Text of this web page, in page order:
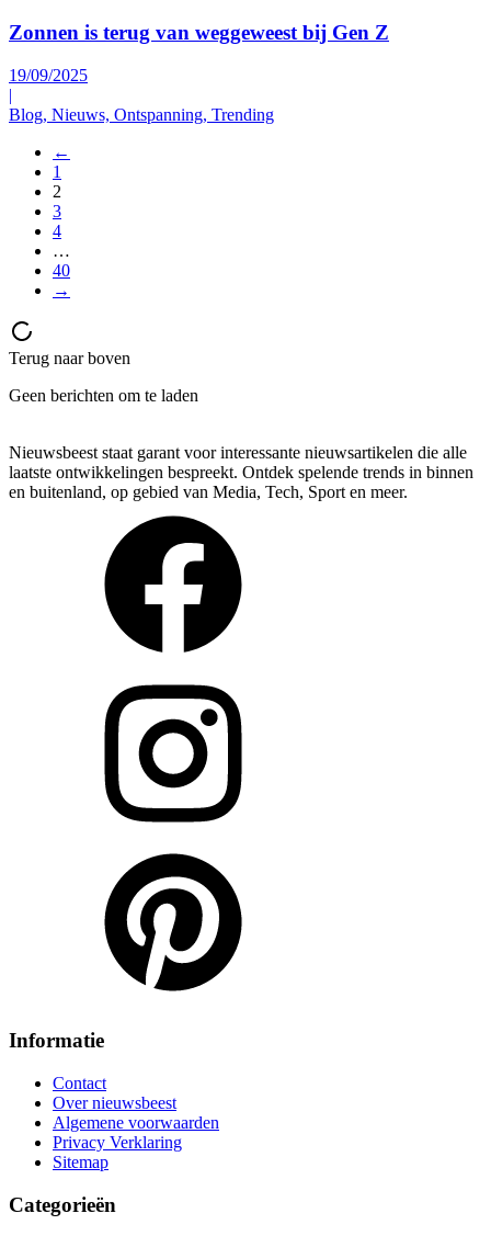
Zonnen is terug van weggeweest bij Gen Z
19/09/2025
|
Blog, Nieuws, Ontspanning, Trending
←
1
2
3
4
…
40
→
Terug naar boven
Geen berichten om te laden
Nieuwsbeest staat garant voor interessante nieuwsartikelen die alle
laatste ontwikkelingen bespreekt. Ontdek spelende trends in binnen
en buitenland, op gebied van Media, Tech, Sport en meer.
Informatie
Contact
Over nieuwsbeest
Algemene voorwaarden
Privacy Verklaring
Sitemap
Categorieën